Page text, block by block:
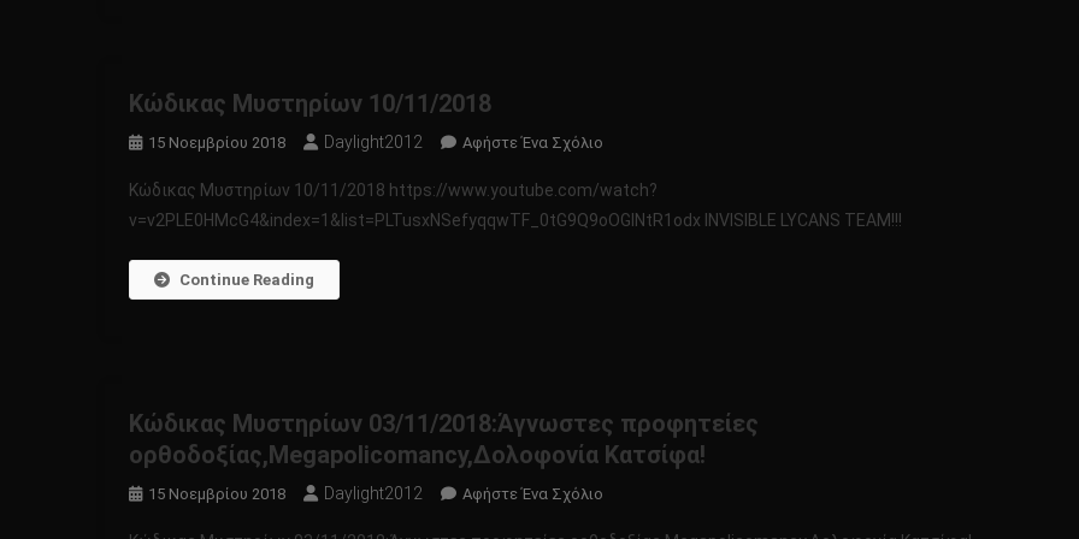
ΣΤΟΝ
ΠΛΑΝΗΤΗ
Κώδικας Μυστηρίων 10/11/2018
15 Νοεμβρίου 2018 Daylight2012 Αφήστε Ένα Σχόλιο
Κώδικας
Μυστηρίων
Κώδικας Μυστηρίων 10/11/2018 https://www.youtube.com/watch?
v=v2PLE0HMcG4&index=1&list=PLTusxNSefyqqwTF_0tG9Q9oOGlNtR1odx INVISIBLE LYCANS TEAM!!!
Continue Reading
Κώδικας Μυστηρίων 03/11/2018:Άγνωστες προφητείες
ορθοδοξίας,Megapolicomancy,Δολοφονία Κατσίφα!
15 Νοεμβρίου 2018 Daylight2012 Αφήστε Ένα Σχόλιο